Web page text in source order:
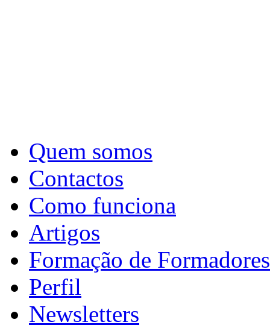
Quem somos
Contactos
Como funciona
Artigos
Formação de Formadores
Perfil
Newsletters